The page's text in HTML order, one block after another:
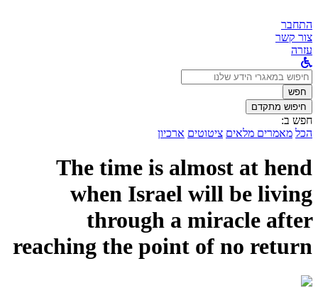
התחבר
צור קשר
עזרה
לחפש
ב:חפש
חיפוש מתקדם
חפש ב:
הכל מאמרים מלאים ציטוטים ארכיון
The time is almost at hend
when Israel will be living
through a miracle after
reaching the point of no return